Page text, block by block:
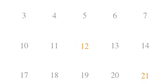
3 4 5 6 7
10 11 12 13 14
17 18 19 20 21